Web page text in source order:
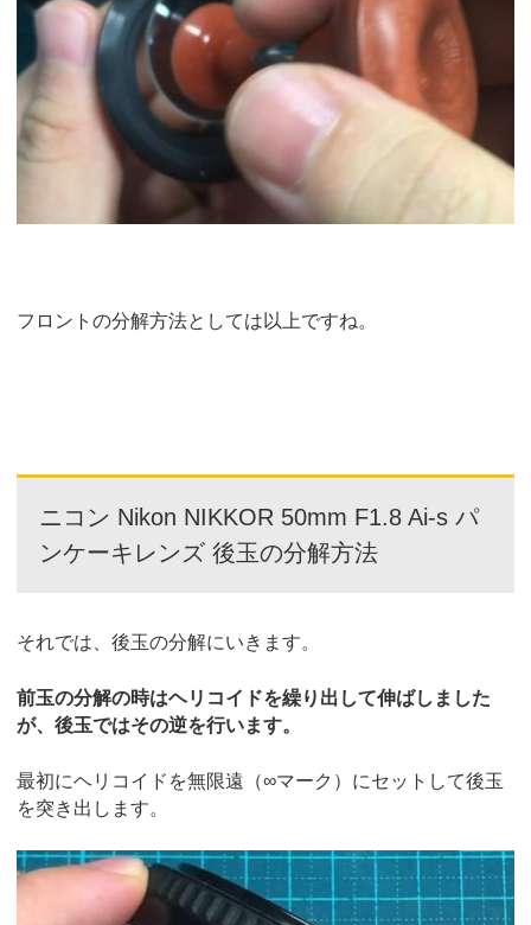
フロントの分解方法としては以上ですね。
ニコン Nikon NIKKOR 50mm F1.8 Ai-s パ
ンケーキレンズ 後玉の分解方法
それでは、後玉の分解にいきます。
前玉の分解の時はヘリコイドを繰り出して伸ばしました
が、後玉ではその逆を行います。
最初にヘリコイドを無限遠（∞マーク）にセットして後玉
を突き出します。